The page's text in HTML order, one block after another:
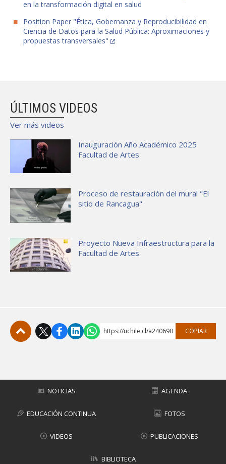
en la transformación digital en salud
Position Paper "Ética, Gobernanza y Reproducibilidad en
Ciencia de Datos para la Salud Pública: Aproximaciones y
propuestas transversales"
ÚLTIMOS VIDEOS
Ver más videos
Inauguración Año Académico 2025
Facultad de Artes
Proceso de restauración del mural "El
sitio de Rancagua"
Proyecto Nueva Infraestructura para la
Facultad de Artes
https://uchile.cl/a240690 COPIAR
NOTICIAS AGENDA
EDUCACIÓN CONTINUA FOTOS
VIDEOS PUBLICACIONES
BIBLIOTECA